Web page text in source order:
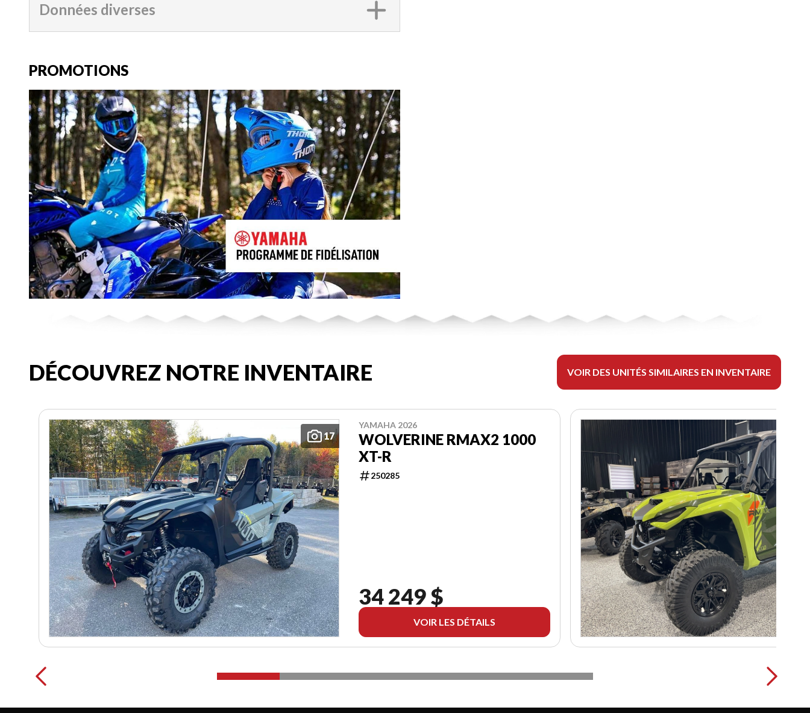
Données diverses
PROMOTIONS
DÉCOUVREZ NOTRE INVENTAIRE VOIR DES UNITÉS SIMILAIRES EN INVENTAIRE
17
YAMAHA 2026
WOLVERINE RMAX2 1000
XT-R
250285
34 249 $
VOIR LES DÉTAILS